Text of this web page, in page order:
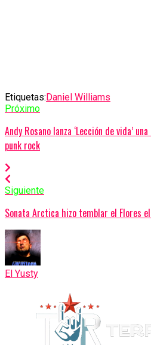
Etiquetas: Daniel Williams
Próximo
Andy Rosano lanza ‘Lección de vida’
punk rock
Siguiente
Sonata Arctica hizo temblar el Flores
El Yusty